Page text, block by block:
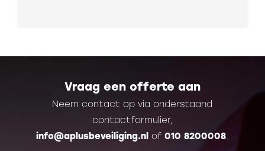
Vraag een offerte aan
Neem contact op via onderstaand
contactformulier,
info@aplusbeveiliging.nl of010 8200008.